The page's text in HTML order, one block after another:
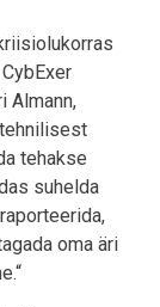
Almann,
tehakse
suhelda
oma äri